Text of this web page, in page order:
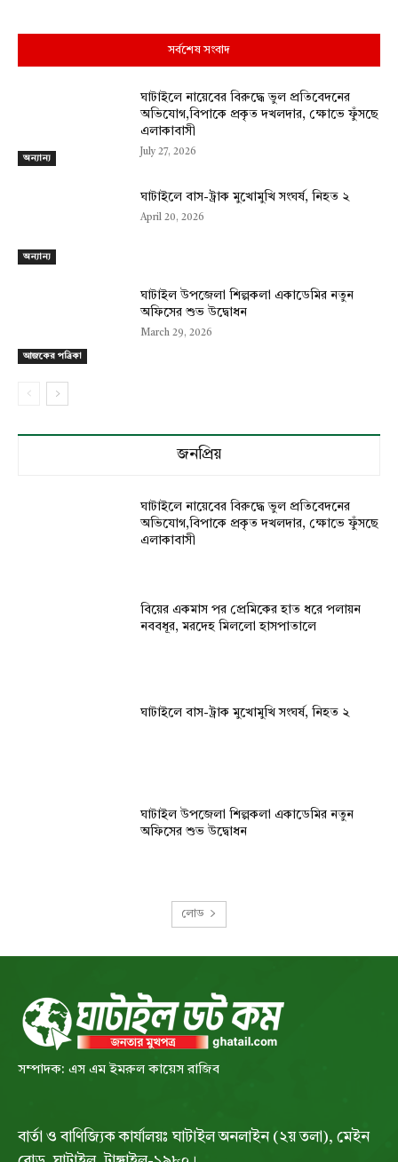
সর্বশেষ সংবাদ
অন্যান্য
ঘাটাইলে নায়েবের বিরুদ্ধে ভুল প্রতিবেদনের
অভিযোগ,বিপাকে প্রকৃত দখলদার, ক্ষোভে ফুঁসছে
এলাকাবাসী
July 27, 2026
অন্যান্য
ঘাটাইলে বাস-ট্রাক মুখোমুখি সংঘর্ষ, নিহত ২
April 20, 2026
আজকের পত্রিকা
ঘাটাইল উপজেলা শিল্পকলা একাডেমির নতুন
অফিসের শুভ উদ্বোধন
March 29, 2026
জনপ্রিয়
ঘাটাইলে নায়েবের বিরুদ্ধে ভুল প্রতিবেদনের
অভিযোগ,বিপাকে প্রকৃত দখলদার, ক্ষোভে ফুঁসছে
এলাকাবাসী
বিয়ের একমাস পর প্রেমিকের হাত ধরে পলায়ন
নববধূর, মরদেহ মিললো হাসপাতালে
ঘাটাইলে বাস-ট্রাক মুখোমুখি সংঘর্ষ, নিহত ২
ঘাটাইল উপজেলা শিল্পকলা একাডেমির নতুন
অফিসের শুভ উদ্বোধন
লোড
সম্পাদক: এস এম ইমরুল কায়েস রাজিব
বার্তা ও বাণিজ্যিক কার্যালয়ঃ ঘাটাইল অনলাইন (২য় তলা), মেইন